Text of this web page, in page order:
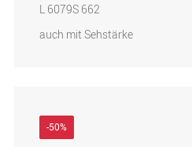
L 6079S 662
auch mit Sehstärke
-50%